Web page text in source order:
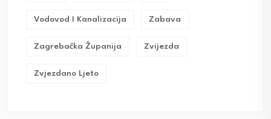
Vodovod I Kanalizacija Zabava
Zagrebačka Županija Zvijezda
Zvjezdano Ljeto